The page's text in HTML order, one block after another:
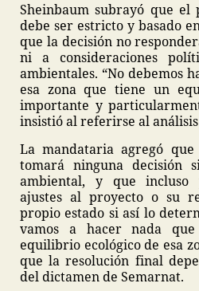
Sheinbaum subrayó que el
debe ser estricto y basado
que la decisión no
ni a consideraciones
ambientales. “No debemos
esa zona que tiene un
importante y
insistió al referirse al
La mandataria agregó
tomará ninguna decisión
ambiental, y que incluso
ajustes al proyecto o su
propio estado si así lo
vamos a hacer nada
equilibrio ecológico de esa
que la resolución final
del dictamen de Semarnat.